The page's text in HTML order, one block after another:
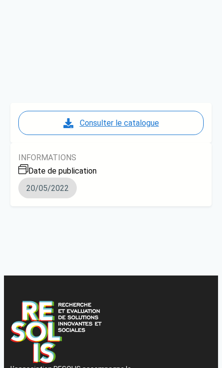
Consulter le catalogue
INFORMATIONS
Date de publication
20/05/2022